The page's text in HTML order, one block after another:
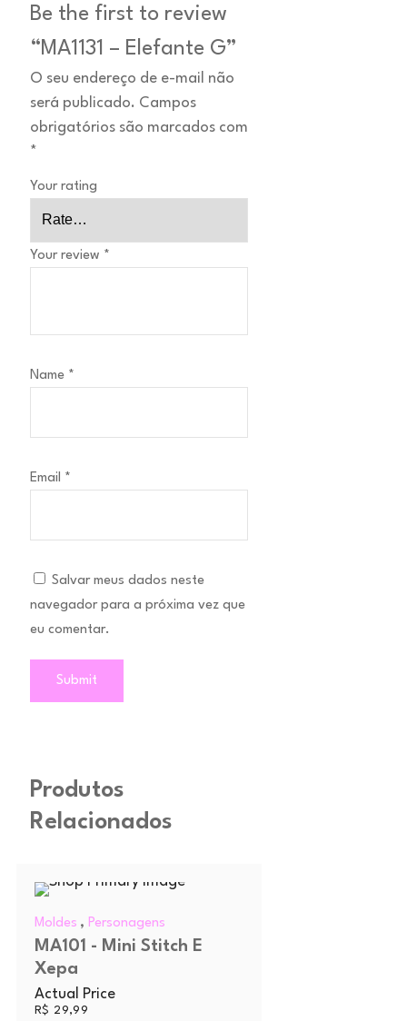
Be the first to review
“MA1131 – Elefante G”
O seu endereço de e-mail não
será publicado. Campos
obrigatórios são marcados com
*
Your rating
Your review *
Name *
Email *
Salvar meus dados neste
navegador para a próxima vez que
eu comentar.
Produtos
Relacionados
Moldes , Personagens
MA101 - Mini Stitch E
Xepa
Actual Price
R$ 29,99